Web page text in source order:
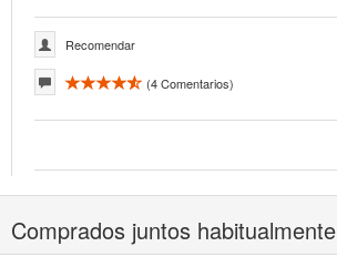
Recomendar
(4Comentarios)
Comprados juntos habitualmente